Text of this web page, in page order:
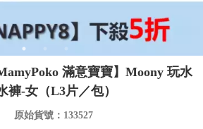
滿意寶寶】Moony 玩水
褲-女（L3片／包）
原始貨號：133527